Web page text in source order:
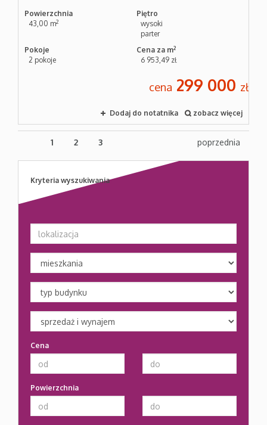
Powierzchnia
43,00 m2
Piętro
wysoki
parter
Pokoje
2 pokoje
Cena za m2
6 953,49 zł
cena 299 000 zł
Dodaj do notatnika zobacz więcej
1 2 3 poprzednia
Kryteria wyszukiwania
Cena
Powierzchnia